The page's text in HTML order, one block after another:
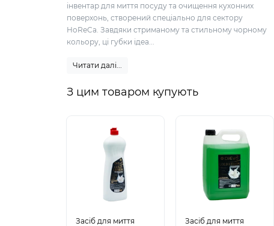
інвентар для миття посуду та очищення кухонних
поверхонь, створений спеціально для сектору
HoReCa. Завдяки стриманому та стильному чорному
кольору, ці губки ідеа...
Читати далі...
З цим товаром купують
Засіб для миття
Засіб для миття